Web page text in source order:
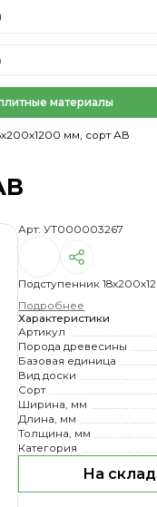
материалы
мм, сорт АВ
Арт: УТ000003267
Подступенник
Подробнее
Характеристики
Артикул
Порода древесины
Базовая единица
Вид доски
Сорт
Ширина, мм
Длина, мм
Толщина, мм
Категория
На